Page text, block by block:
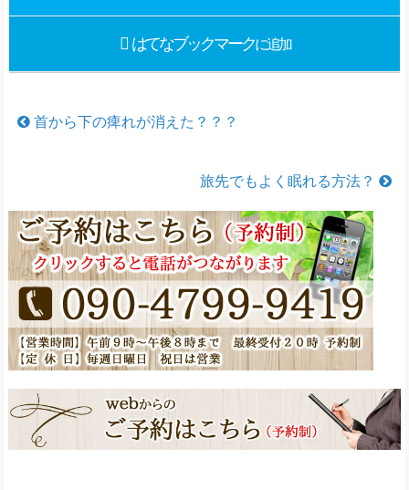
はてなブックマークに追加
首から下の痺れが消えた？？？
旅先でもよく眠れる方法？